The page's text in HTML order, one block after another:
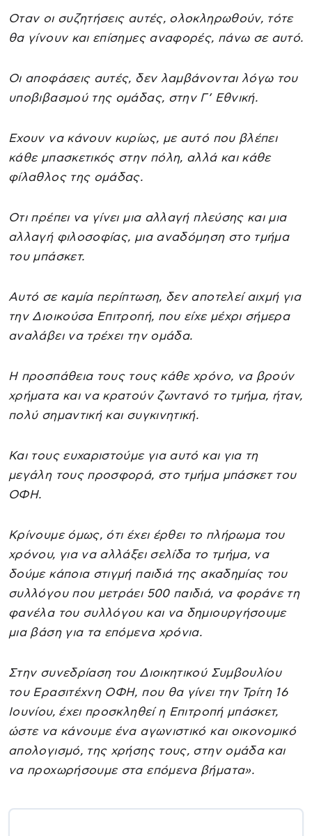
Οταν οι συζητήσεις αυτές, ολοκληρωθούν, τότε
θα γίνουν και επίσημες αναφορές, πάνω σε αυτό.
Οι αποφάσεις αυτές, δεν λαμβάνονται λόγω του
υποβιβασμού της ομάδας, στην Γ’ Εθνική.
Εχουν να κάνουν κυρίως, με αυτό που βλέπει
κάθε μπασκετικός στην πόλη, αλλά και κάθε
φίλαθλος της ομάδας.
Οτι πρέπει να γίνει μια αλλαγή πλεύσης και μια
αλλαγή φιλοσοφίας, μια αναδόμηση στο τμήμα
του μπάσκετ.
Αυτό σε καμία περίπτωση, δεν αποτελεί αιχμή για
την Διοικούσα Επιτροπή, που είχε μέχρι σήμερα
αναλάβει να τρέχει την ομάδα.
Η προσπάθεια τους τους κάθε χρόνο, να βρούν
χρήματα και να κρατούν ζωντανό το τμήμα, ήταν,
πολύ σημαντική και συγκινητική.
Και τους ευχαριστούμε για αυτό και για τη
μεγάλη τους προσφορά, στο τμήμα μπάσκετ του
ΟΦΗ.
Κρίνουμε όμως, ότι έχει έρθει το πλήρωμα του
χρόνου, για να αλλάξει σελίδα το τμήμα, να
δούμε κάποια στιγμή παιδιά της ακαδημίας του
συλλόγου που μετράει 500 παιδιά, να φοράνε τη
φανέλα του συλλόγου και να δημιουργήσουμε
μια βάση για τα επόμενα χρόνια.
Στην συνεδρίαση του Διοικητικού Συμβουλίου
του Ερασιτέχνη ΟΦΗ, που θα γίνει την Τρίτη 16
Ιουνίου, έχει προσκληθεί η Επιτροπή μπάσκετ,
ώστε να κάνουμε ένα αγωνιστικό και οικονομικό
απολογισμό, της χρήσης τους, στην ομάδα και
να προχωρήσουμε στα επόμενα βήματα».